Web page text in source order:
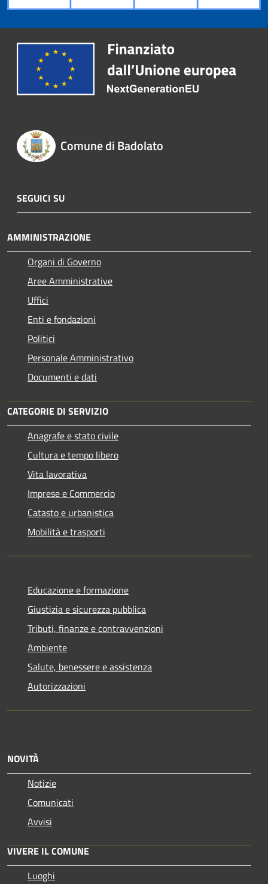
Comune di Badolato
SEGUICI SU
AMMINISTRAZIONE
Organi di Governo
Aree Amministrative
Uffici
Enti e fondazioni
Politici
Personale Amministrativo
Documenti e dati
CATEGORIE DI SERVIZIO
Anagrafe e stato civile
Cultura e tempo libero
Vita lavorativa
Imprese e Commercio
Catasto e urbanistica
Mobilità e trasporti
Educazione e formazione
Giustizia e sicurezza pubblica
Tributi, finanze e contravvenzioni
Ambiente
Salute, benessere e assistenza
Autorizzazioni
NOVITÀ
Notizie
Comunicati
Avvisi
VIVERE IL COMUNE
Luoghi